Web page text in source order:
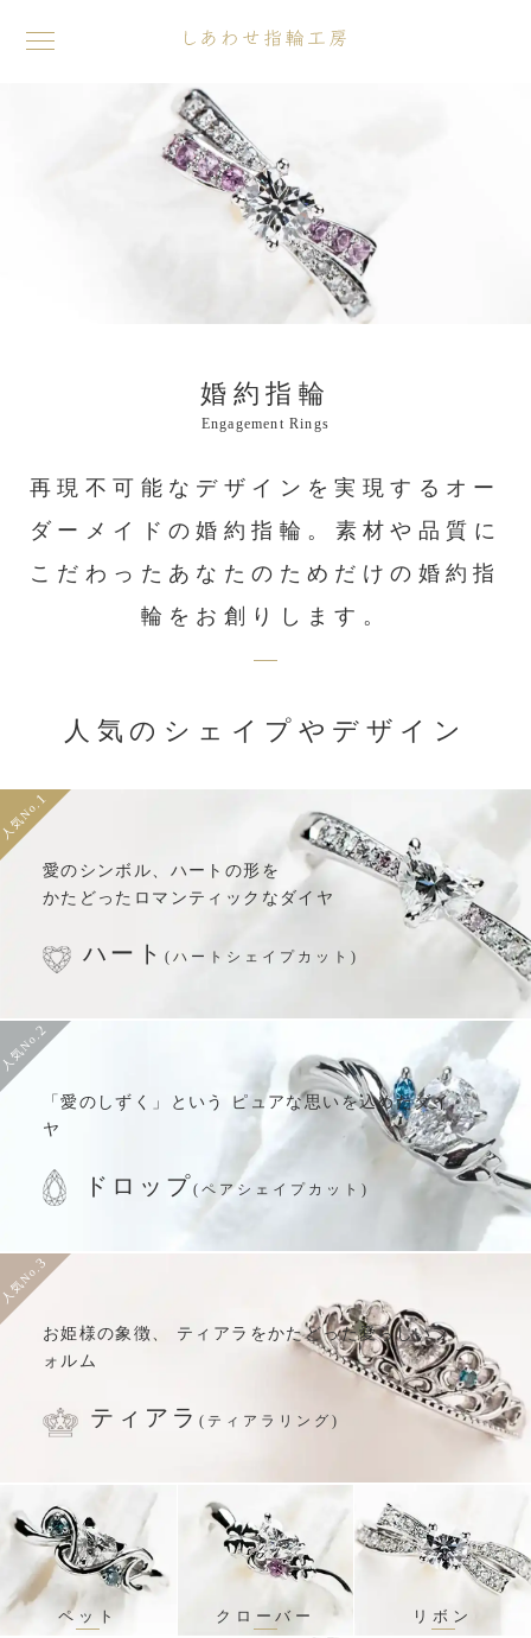
toggle
navigation
婚約指輪
Engagement Rings
再現不可能なデザインを実現するオー
ダーメイドの婚約指輪。 素材や品質に
こだわったあなたのためだけの婚約指
輪をお創りします。
人気のシェイプやデザイン
気No.1
愛のシンボル、 ハートの形を
かたどった ロマンティックなダイヤ
ハート (ハートシェイプカット)
気No.2
「愛のしずく」という ピュアな思いを込めたダイ
ヤ
ドロップ(ペアシェイプカット)
気No.
3
お姫様の象徴、 ティアラをかたどった愛らしいフ
ォルム
ティアラ (ティアラリング)
ペット クローバー リボン